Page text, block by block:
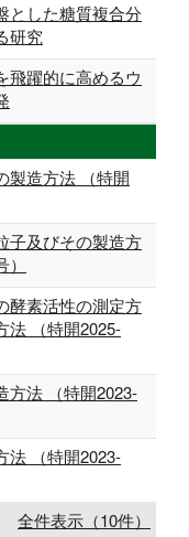
とした糖質複合分
研究
飛躍的に高めるウ
製造方法 （特開
子及びその製造方
酵素活性の測定方
法 （特開2025-
方法 （特開2023-
法 （特開2023-
全件表示（10件）